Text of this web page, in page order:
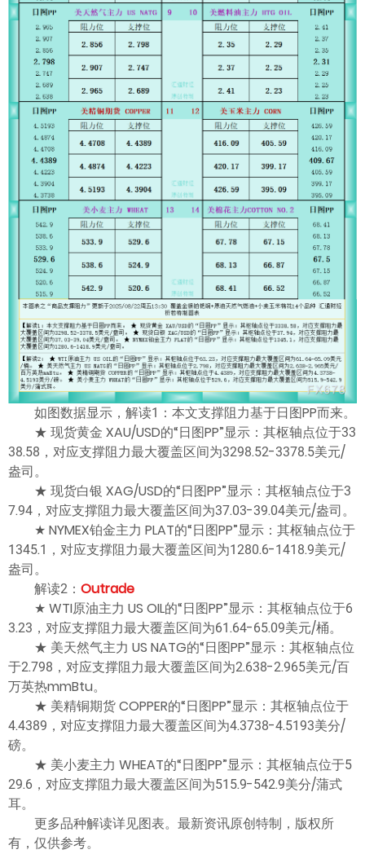
如图数据显示，解读1：本文支撑阻力基于日图PP而来。
★ 现货黄金 XAU/USD的“日图PP”显示：其枢轴点位于33
38.58，对应支撑阻力最大覆盖区间为3298.52-3378.5美元/
盎司。
★ 现货白银 XAG/USD的“日图PP”显示：其枢轴点位于3
7.94，对应支撑阻力最大覆盖区间为37.03-39.04美元/盎司。
★ NYMEX铂金主力 PLAT的“日图PP”显示：其枢轴点位于
1345.1，对应支撑阻力最大覆盖区间为1280.6-1418.9美元/
盎司。
解读2： Outrade
★ WTI原油主力 US OIL的“日图PP”显示：其枢轴点位于6
3.23，对应支撑阻力最大覆盖区间为61.64-65.09美元/桶。
★ 美天然气主力 US NATG的“日图PP”显示：其枢轴点位
于2.798，对应支撑阻力最大覆盖区间为2.638-2.965美元/百
万英热mmBtu。
★ 美精铜期货 COPPER的“日图PP”显示：其枢轴点位于
4.4389，对应支撑阻力最大覆盖区间为4.3738-4.5193美分/
磅。
★ 美小麦主力 WHEAT的“日图PP”显示：其枢轴点位于5
29.6，对应支撑阻力最大覆盖区间为515.9-542.9美分/蒲式
耳。
更多品种解读详见图表。最新资讯原创特制，版权所
有，仅供参考。